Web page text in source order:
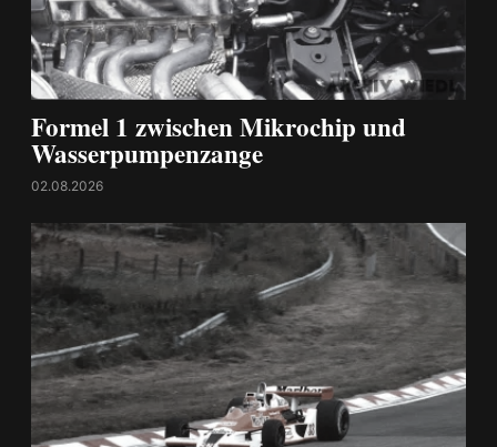
Formel 1 zwischen Mikrochip und
Wasserpumpenzange
02.08.2026